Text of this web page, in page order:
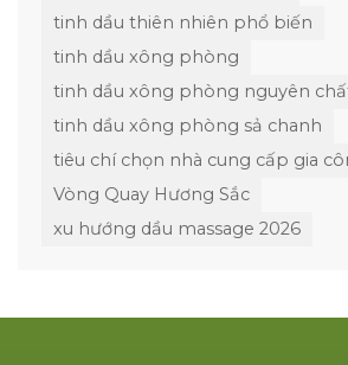
tinh dầu thiên nhiên phổ biến
tinh dầu xông phòng
tinh dầu xông phòng nguyên
tinh dầu xông phòng sả chanh
tiêu chí chọn nhà cung cấp gia
Vòng Quay Hương Sắc
xu hướng dầu massage 2026